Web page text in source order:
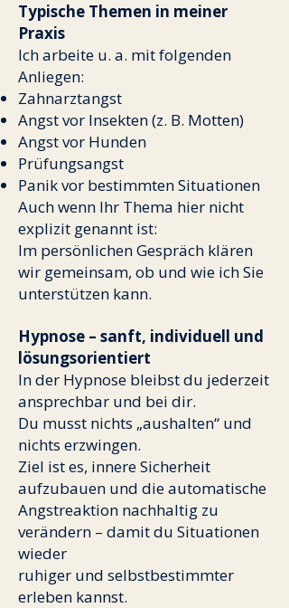
Typische Themen in meiner
Praxis
Ich arbeite u. a. mit folgenden
Anliegen:
Zahnarztangst
Angst vor Insekten (z. B. Motten)
Angst vor Hunden
Prüfungsangst
Panik vor bestimmten Situationen
Auch wenn Ihr Thema hier nicht
explizit genannt ist:
Im persönlichen Gespräch klären
wir gemeinsam, ob und wie ich Sie
unterstützen kann.
Hypnose – sanft, individuell und
lösungsorientiert
In der Hypnose bleibst du jederzeit
ansprechbar und bei dir.
Du musst nichts „aushalten“ und
nichts erzwingen.
Ziel ist es, innere Sicherheit
aufzubauen und die automatische
Angstreaktion nachhaltig zu
verändern – damit du Situationen
wieder
ruhiger und selbstbestimmter
erleben kannst.